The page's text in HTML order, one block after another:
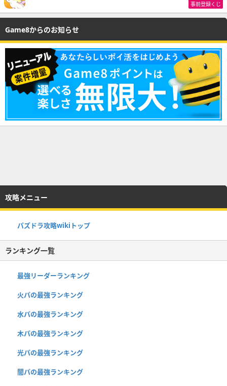
事前登録くじ
Game8からのお知らせ
攻略メニュー
パズドラ攻略wikiトップ
ランキング一覧
最強リーダーランキング
火パの最強ランキング
水パの最強ランキング
木パの最強ランキング
光パの最強ランキング
闇パの最強ランキング